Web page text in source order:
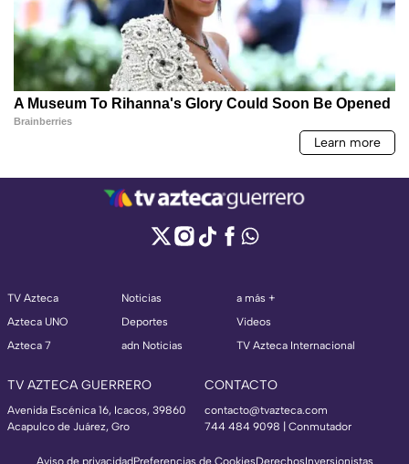
TV Azteca
Azteca UNO
Azteca 7
Noticias
Deportes
adn Noticias
a más +
Videos
TV Azteca Internacional
TV AZTECA GUERRERO
Avenida Escénica 16, Icacos, 39860
Acapulco de Juárez, Gro
CONTACTO
contacto@tvazteca.com
744 484 9098 | Conmutador
Aviso de privacidadPreferencias de CookiesDerechosInversionistas